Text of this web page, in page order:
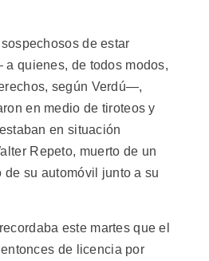
de estar
quienes, de todos modos,
según Verdú—,
en medio de tiroteos y
en situación
Repeto, muerto de un
su automóvil junto a su
este martes que el
de licencia por